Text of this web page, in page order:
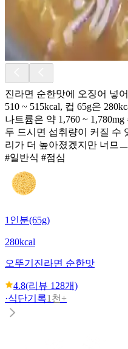
진라면 순한맛에 오징어 넣
510 ~ 515kcal, 컵 65g은
나트륨은 약 1,760 ~
두 드시면 섭취량이 커질 수
리가 더 높아졌겠지만 너므
#일반식 #점심
1인분(65g)
280kcal
오뚜기 진라면 순한맛
4.8(리뷰 128개)
·식단기록1천+